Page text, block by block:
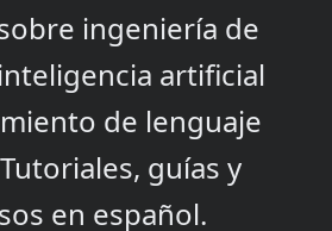
ingeniería de
artificial
de lenguaje
guías y
en español.